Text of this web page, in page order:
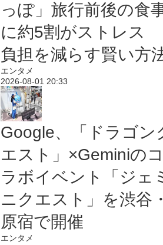
っぽ」旅行前後の食
に約5割がストレス
負担を減らす賢い方
エンタメ
2026-08-01 20:33
Google、「ドラゴン
エスト」×Geminiのコ
ラボイベント「ジェ
ニクエスト」を渋谷・
原宿で開催
エンタメ